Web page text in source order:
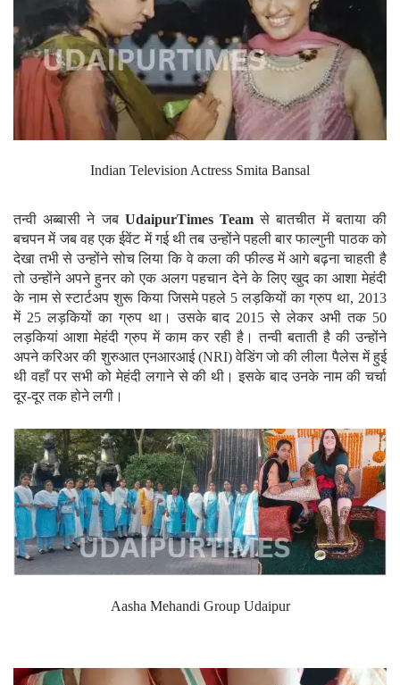
Indian Television Actress Smita Bansal
तन्वी अब्बासी ने जब UdaipurTimes Team से बातचीत में बताया की
बचपन में जब वह एक ईवेंट में गई थी तब उन्होंने पहली बार फाल्गुनी पाठक को
देखा तभी से उन्होंने सोच लिया कि वे कला की फील्ड में आगे बढ़ना चाहती है
तो उन्होंने अपने हुनर को एक अलग पहचान देने के लिए खुद का आशा मेहंदी
के नाम से स्टार्टअप शुरू किया जिसमे पहले 5 लड़कियों का ग्रुप था, 2013
में 25 लड़कियों का ग्रुप था। उसके बाद 2015 से लेकर अभी तक 50
लड़कियां आशा मेहंदी ग्रुप में काम कर रही है। तन्वी बताती है की उन्होंने
अपने करिअर की शुरुआत एनआरआई (NRI) वेडिंग जो की लीला पैलेस में हुई
थी वहाँ पर सभी को मेहंदी लगाने से की थी। इसके बाद उनके नाम की चर्चा
दूर-दूर तक होने लगी।
Aasha Mehandi Group Udaipur